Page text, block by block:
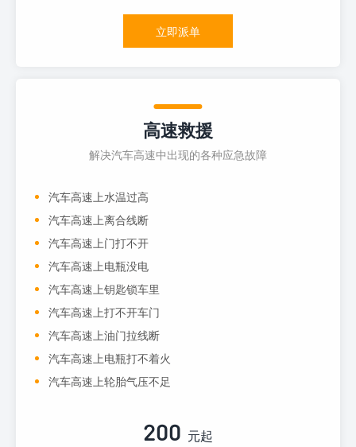
立即派单
高速救援
解决汽车高速中出现的各种应急故障
汽车高速上水温过高
汽车高速上离合线断
汽车高速上门打不开
汽车高速上电瓶没电
汽车高速上钥匙锁车里
汽车高速上打不开车门
汽车高速上油门拉线断
汽车高速上电瓶打不着火
汽车高速上轮胎气压不足
200 元起